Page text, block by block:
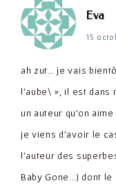
Eva
15
ah zut… je vais
l'aube\ », il est dans
un auteur qu'on
je viens d'avoir le
l'auteur des
Baby Gone…) dont